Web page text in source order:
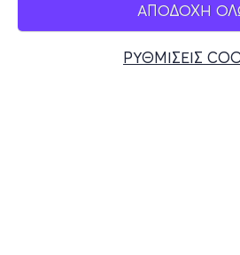
ΑΠΟΔΟΧΗ
ΡΥΘΜΙΣΕΙΣ